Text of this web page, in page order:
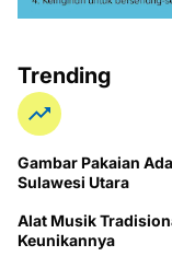
Trending
Gambar Pakaian
Sulawesi Utara
Alat Musik
Keunikannya